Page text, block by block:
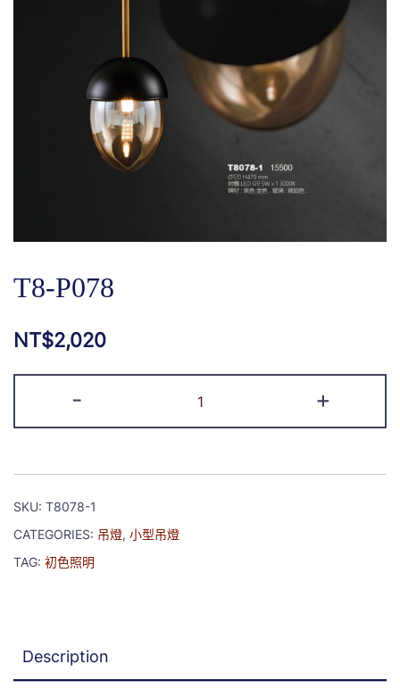
T8-P078
NT$2,020
- +
SKU: T8078-1
CATEGORIES: 吊燈, 小型吊燈
TAG: 初色照明
Description